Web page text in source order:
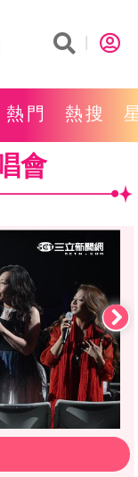
熱門 熱搜
會